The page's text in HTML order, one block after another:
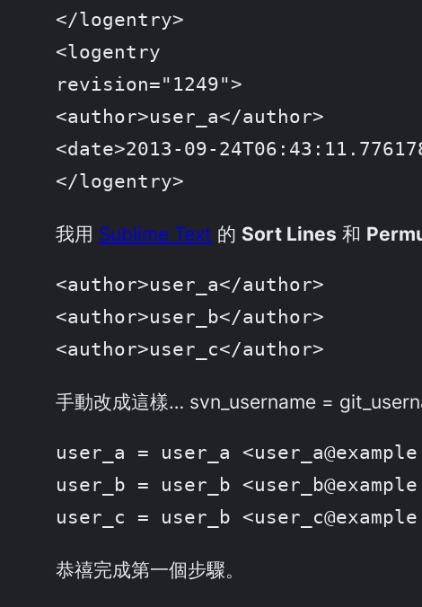
</logentry>
<logentry
revision="1249">
<author>user_a</author>
<date>2013-09-
</logentry>
我用 Sublime Text 的 Sort Lines 和
<author>user_a</author>
<author>user_b</author>
<author>user_c</author>
手動改成這樣… svn_username =
user_a = user_a
user_b = user_b
user_c = user_b
恭禧完成第一個步驟。